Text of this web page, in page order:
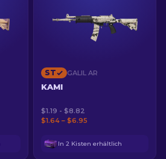
ST GALIL AR
KAMI
$1.19 - $8.82
$1.64 – $6.95
In 2 Kisten erhältlich